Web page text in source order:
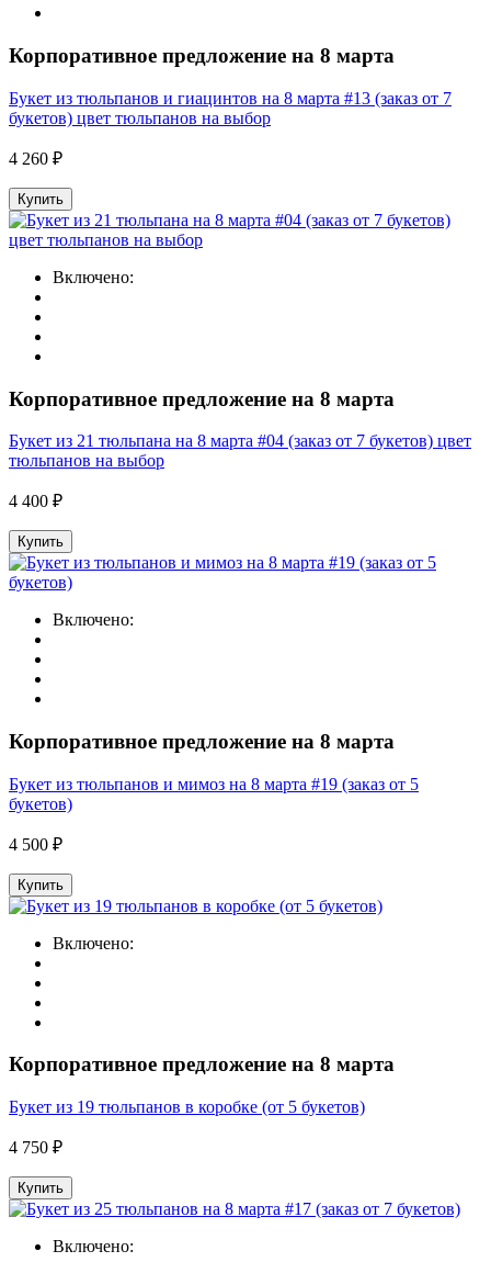
Корпоративное предложение на 8 марта
Букет из тюльпанов и гиацинтов на 8 марта #13 (заказ от 7
букетов) цвет тюльпанов на выбор
4 260 ₽
Купить
Включено:
Корпоративное предложение на 8 марта
Букет из 21 тюльпана на 8 марта #04 (заказ от 7 букетов) цвет
тюльпанов на выбор
4 400 ₽
Купить
Включено:
Корпоративное предложение на 8 марта
Букет из тюльпанов и мимоз на 8 марта #19 (заказ от 5
букетов)
4 500 ₽
Купить
Включено:
Корпоративное предложение на 8 марта
Букет из 19 тюльпанов в коробке (от 5 букетов)
4 750 ₽
Купить
Включено: